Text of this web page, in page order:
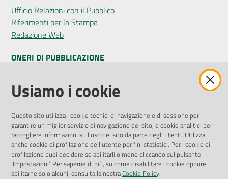
su
Ufficio Relazioni con il Pubblico
Riferimenti per la Stampa
Redazione Web
ONERI DI PUBBLICAZIONE
Amministrazione Trasparente
Pubblicità legale
Privacy Policy
Attuazione Misure PNRR
Liste di Attesa
ENTI, IMPRESE E PARTNER
Usiamo i cookie
Questo sito utilizza i cookie tecnici di navigazione e di sessione per
garantire un miglior servizio di navigazione del sito, e cookie analitici per
raccogliere informazioni sull'uso del sito da parte degli utenti. Utilizza
anche cookie di profilazione dell'utente per fini statistici. Per i cookie di
profilazione puoi decidere se abilitarli o meno cliccando sul pulsante
'Impostazioni'. Per saperne di più, su come disabilitare i cookie oppure
abilitarne solo alcuni, consulta la nostraCookie Policy.